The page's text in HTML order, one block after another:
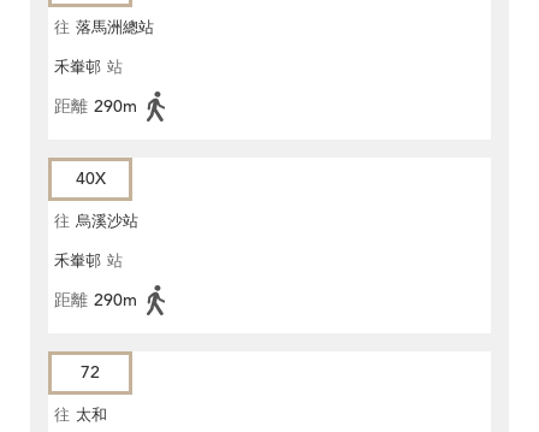
往 落馬洲總站
禾輋邨 站
距離 290m
40X
往 烏溪沙站
禾輋邨 站
距離 290m
72
往 太和